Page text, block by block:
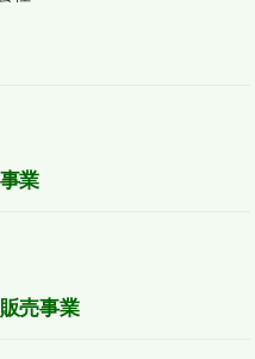
業
売事業